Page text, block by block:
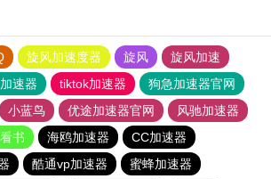
旋风加速度器 旋风
旋风加速
速器 tiktok加速器
狗急加速器官网
小蓝鸟 优途加速器官网
风驰加速器
书 海鸥加速器
CC加速器
酷通vp加速器
蜜蜂加速器